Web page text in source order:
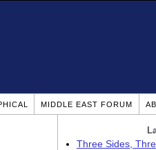
MIDDLE EAST FORUM
Three Sides,